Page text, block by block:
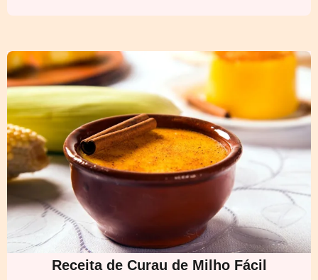
Receita de Curau de Milho Fácil